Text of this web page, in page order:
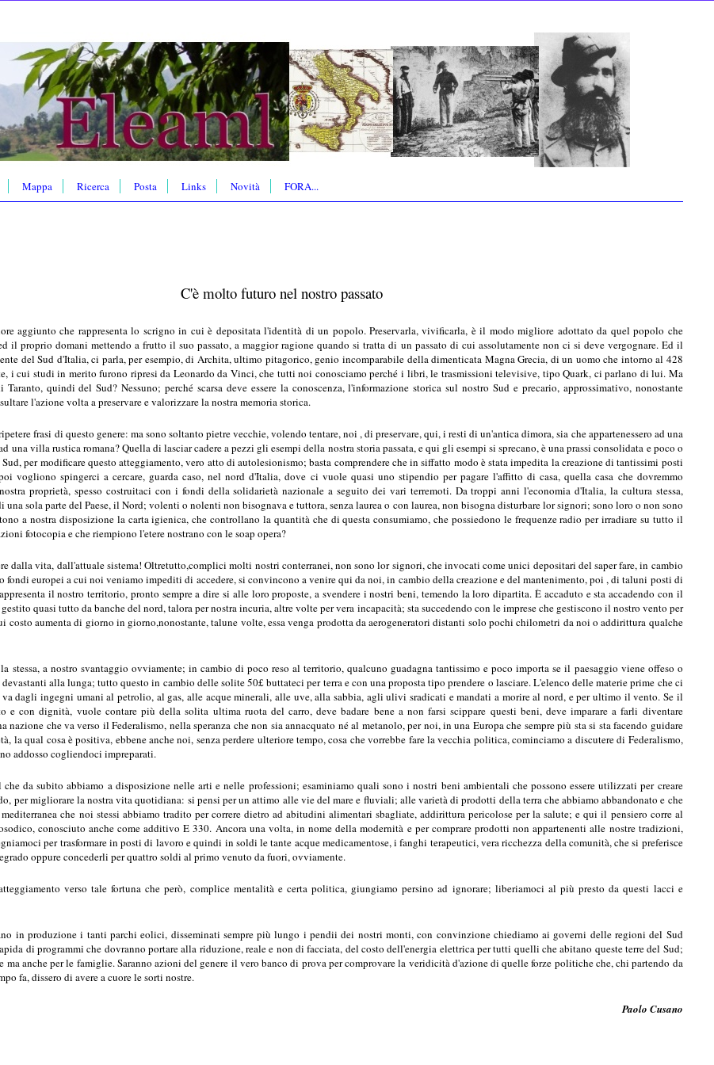
Mappa Ricerca Posta Links Novità FORA...
C'è molto futuro nel nostro passato
aggiunto che rappresenta lo scrigno in cui è depositata l'identità di un popolo. Preservarla, vivificarla, è il modo migliore adottato da quel popolo che
il proprio domani mettendo a frutto il suo passato, a maggior ragione quando si tratta di un passato di cui assolutamente non ci si deve vergognare. Ed il
del Sud d'Italia, ci parla, per esempio, di Archita, ultimo pitagorico, genio incomparabile della dimenticata Magna Grecia, di un uomo che intorno al 428
i cui studi in merito furono ripresi da Leonardo da Vinci, che tutti noi conosciamo perché i libri, le trasmissioni televisive, tipo Quark, ci parlano di lui. Ma
quindi del Sud? Nessuno; perché scarsa deve essere la conoscenza, l'informazione storica sul nostro Sud e precario, approssimativo, nonostante
l'azione volta a preservare e valorizzare la nostra memoria storica.
frasi di questo genere: ma sono soltanto pietre vecchie, volendo tentare, noi , di preservare, qui, i resti di un'antica dimora, sia che appartenessero ad una
una villa rustica romana? Quella di lasciar cadere a pezzi gli esempi della nostra storia passata, e qui gli esempi si sprecano, è una prassi consolidata e poco o
per modificare questo atteggiamento, vero atto di autolesionismo; basta comprendere che in siffatto modo è stata impedita la creazione di tantissimi posti
vogliono spingerci a cercare, guarda caso, nel nord d'Italia, dove ci vuole quasi uno stipendio per pagare l'affitto di casa, quella casa che dovremmo
proprietà, spesso costruitaci con i fondi della solidarietà nazionale a seguito dei vari terremoti. Da troppi anni l'economia d'Italia, la cultura stessa,
sola parte del Paese, il Nord; volenti o nolenti non bisognava e tuttora, senza laurea o con laurea, non bisogna disturbare lor signori; sono loro o non sono
a nostra disposizione la carta igienica, che controllano la quantità che di questa consumiamo, che possiedono le frequenze radio per irradiare su tutto il
fotocopia e che riempiono l'etere nostrano con le soap opera?
dalla vita, dall'attuale sistema! Oltretutto,complici molti nostri conterranei, non sono lor signori, che invocati come unici depositari del saper fare, in cambio
fondi europei a cui noi veniamo impediti di accedere, si convincono a venire qui da noi, in cambio della creazione e del mantenimento, poi , di taluni posti di
il nostro territorio, pronto sempre a dire si alle loro proposte, a svendere i nostri beni, temendo la loro dipartita. È accaduto e sta accadendo con il
quasi tutto da banche del nord, talora per nostra incuria, altre volte per vera incapacità; sta succedendo con le imprese che gestiscono il nostro vento per
costo aumenta di giorno in giorno,nonostante, talune volte, essa venga prodotta da aerogeneratori distanti solo pochi chilometri da noi o addirittura qualche
stessa, a nostro svantaggio ovviamente; in cambio di poco reso al territorio, qualcuno guadagna tantissimo e poco importa se il paesaggio viene offeso o
alla lunga; tutto questo in cambio delle solite 50£ buttateci per terra e con una proposta tipo prendere o lasciare. L'elenco delle materie prime che ci
dagli ingegni umani al petrolio, al gas, alle acque minerali, alle uve, alla sabbia, agli ulivi sradicati e mandati a morire al nord, e per ultimo il vento. Se il
e con dignità, vuole contare più della solita ultima ruota del carro, deve badare bene a non farsi scippare questi beni, deve imparare a farli diventare
nazione che va verso il Federalismo, nella speranza che non sia annacquato né al metanolo, per noi, in una Europa che sempre più sta si sta facendo guidare
la qual cosa è positiva, ebbene anche noi, senza perdere ulteriore tempo, cosa che vorrebbe fare la vecchia politica, cominciamo a discutere di Federalismo,
addosso cogliendoci impreparati.
da subito abbiamo a disposizione nelle arti e nelle professioni; esaminiamo quali sono i nostri beni ambientali che possono essere utilizzati per creare
per migliorare la nostra vita quotidiana: si pensi per un attimo alle vie del mare e fluviali; alle varietà di prodotti della terra che abbiamo abbandonato e che
mediterranea che noi stessi abbiamo tradito per correre dietro ad abitudini alimentari sbagliate, addirittura pericolose per la salute; e qui il pensiero corre al
conosciuto anche come additivo E 330. Ancora una volta, in nome della modernità e per comprare prodotti non appartenenti alle nostre tradizioni,
per trasformare in posti di lavoro e quindi in soldi le tante acque medicamentose, i fanghi terapeutici, vera ricchezza della comunità, che si preferisce
oppure concederli per quattro soldi al primo venuto da fuori, ovviamente.
verso tale fortuna che però, complice mentalità e certa politica, giungiamo persino ad ignorare; liberiamoci al più presto da questi lacci e
in produzione i tanti parchi eolici, disseminati sempre più lungo i pendii dei nostri monti, con convinzione chiediamo ai governi delle regioni del Sud
di programmi che dovranno portare alla riduzione, reale e non di facciata, del costo dell'energia elettrica per tutti quelli che abitano queste terre del Sud;
ma anche per le famiglie. Saranno azioni del genere il vero banco di prova per comprovare la veridicità d'azione di quelle forze politiche che, chi partendo da
fa, dissero di avere a cuore le sorti nostre.
Paolo Cusano